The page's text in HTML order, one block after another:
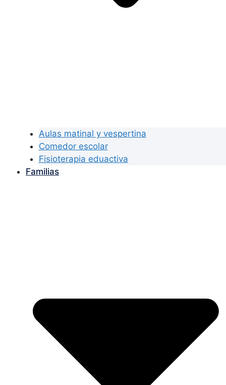
Aulas matinal y vespertina
Comedor escolar
Fisioterapia eduactiva
Familias